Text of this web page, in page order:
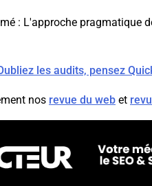
: L'approche pragmatique
les audits, pensez
nos revue du web et